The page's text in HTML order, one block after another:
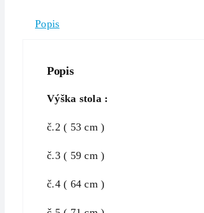
Popis
Popis
Výška stola :
č.2 ( 53 cm )
č.3 ( 59 cm )
č.4 ( 64 cm )